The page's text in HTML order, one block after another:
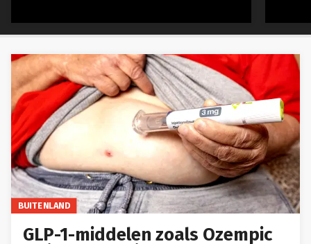
BUITENLAND
GLP-1-middelen zoals Ozempic